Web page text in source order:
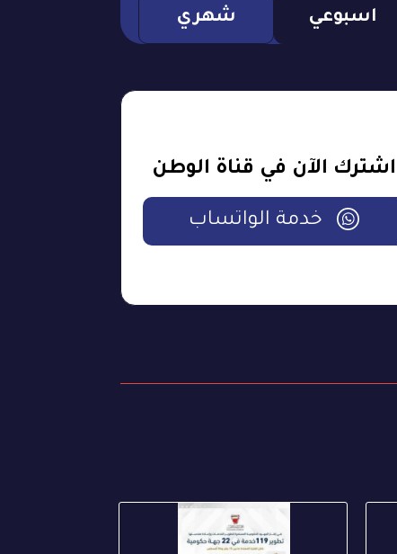
اسبوعي شهري
اشترك الآن في قناة الوطن
خدمة الواتساب